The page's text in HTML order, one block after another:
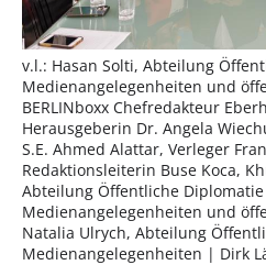
v.l.: Hasan Solti, Abteilung
Medienangelegenheiten und
BERLINboxx Chefredakteur
Herausgeberin Dr. Angela
S.E. Ahmed Alattar, Verleger
Redaktionsleiterin Buse Koca,
Abteilung Öffentliche
Medienangelegenheiten und
Natalia Ulrych, Abteilung
Medienangelegenheiten | Dirk